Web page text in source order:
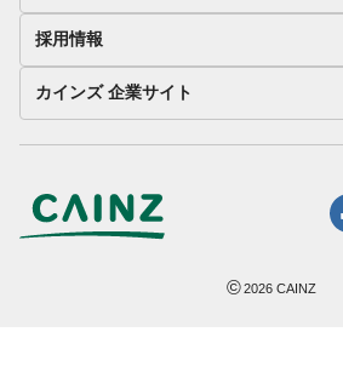
採用情報
カインズ 企業サイト
©2026 CAINZ